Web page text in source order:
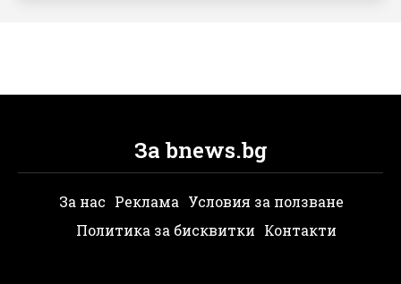
За bnews.bg
За нас Реклама Условия за ползване
Политика за бисквитки Контакти